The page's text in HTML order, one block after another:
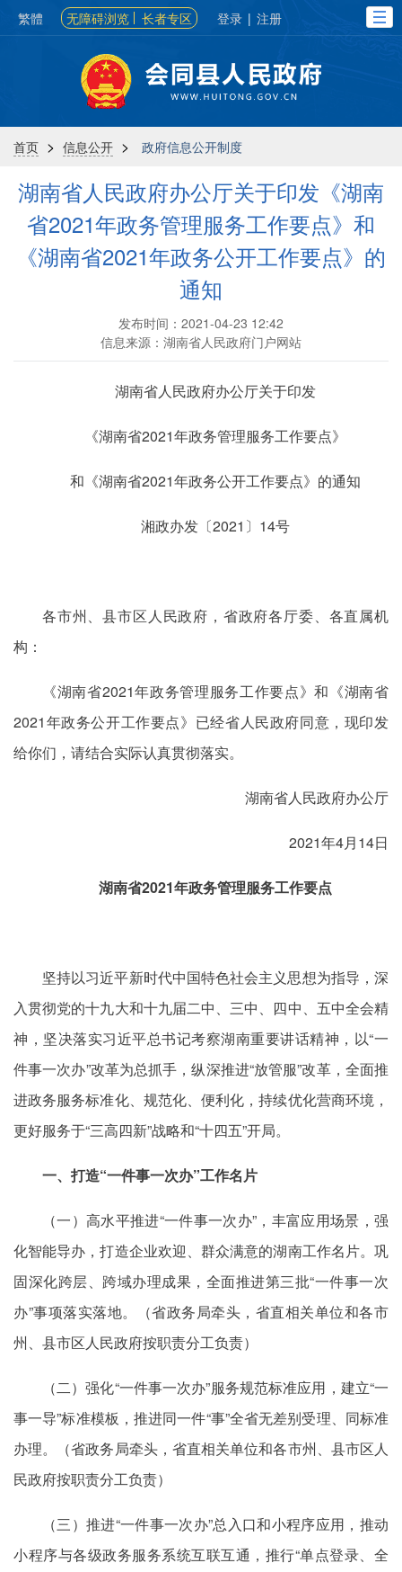
繁體 无障碍浏览 长者专区 登录 | 注册
首页 > 信息公开 > 政府信息公开制度
湖南省人民政府办公厅关于印发《湖南
省2021年政务管理服务工作要点》和
《湖南省2021年政务公开工作要点》的
通知
发布时间：2021-04-23 12:42
信息来源：湖南省人民政府门户网站
湖南省人民政府办公厅关于印发
《湖南省2021年政务管理服务工作要点》
和《湖南省2021年政务公开工作要点》的通知
湘政办发〔2021〕14号
各市州、县市区人民政府，省政府各厅委、各直属机
构：
《湖南省2021年政务管理服务工作要点》和《湖南省
2021年政务公开工作要点》已经省人民政府同意，现印发
给你们，请结合实际认真贯彻落实。
湖南省人民政府办公厅
2021年4月14日
湖南省2021年政务管理服务工作要点
坚持以习近平新时代中国特色社会主义思想为指导，深
入贯彻党的十九大和十九届二中、三中、四中、五中全会精
神，坚决落实习近平总书记考察湖南重要讲话精神，以“一
件事一次办”改革为总抓手，纵深推进“放管服”改革，全面推
进政务服务标准化、规范化、便利化，持续优化营商环境，
更好服务于“三高四新”战略和“十四五”开局。
一、打造“一件事一次办”工作名片
（一）高水平推进“一件事一次办”，丰富应用场景，强
化智能导办，打造企业欢迎、群众满意的湖南工作名片。巩
固深化跨层、跨域办理成果，全面推进第三批“一件事一次
办”事项落实落地。（省政务局牵头，省直相关单位和各市
州、县市区人民政府按职责分工负责）
（二）强化“一件事一次办”服务规范标准应用，建立“一
事一导”标准模板，推进同一件“事”全省无差别受理、同标准
办理。（省政务局牵头，省直相关单位和各市州、县市区人
民政府按职责分工负责）
（三）推进“一件事一次办”总入口和小程序应用，推动
小程序与各级政务服务系统互联互通，推行“单点登录、全